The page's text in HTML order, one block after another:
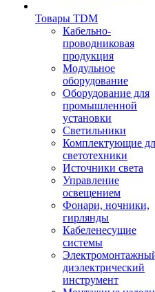
Товары TDM
Кабельно-
проводниковая
продукция
Модульное
оборудование
Оборудование для
промышленной
установки
Светильники
Комплектующие
светотехники
Источники света
Управление
освещением
Фонари, ночники,
гирлянды
Кабеленесущие
системы
диэлектрический
инструмент